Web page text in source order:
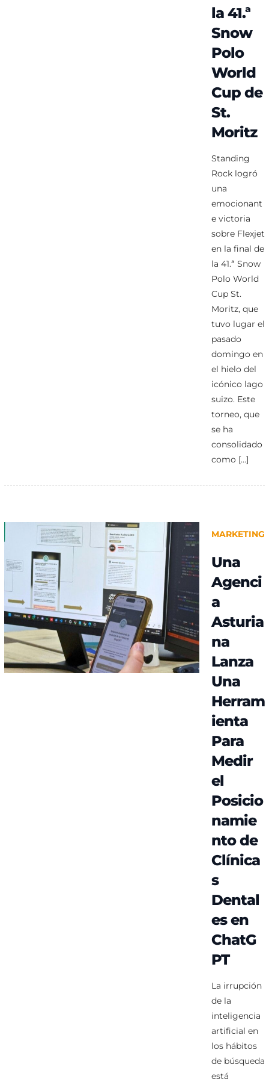
la 41.ª
Snow
Polo
World
Cup de
St.
Moritz
Standing
Rock logró
una
emocionant
e victoria
sobre Flexjet
en la final de
la 41.ª Snow
Polo World
Cup St.
Moritz, que
tuvo lugar el
pasado
domingo en
el hielo del
icónico lago
suizo. Este
torneo, que
se ha
consolidado
como […]
MARKETING
Una
Agenci
a
Asturia
na
Lanza
Una
Herram
ienta
Para
Medir
el
Posicio
namie
nto de
Clínica
s
Dental
es en
ChatG
PT
La irrupción
de la
inteligencia
artificial en
los hábitos
de búsqueda
está